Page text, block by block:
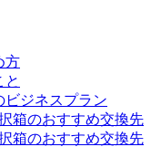
方
と
ビジネスプラン
箱のおすすめ交換先
箱のおすすめ交換先